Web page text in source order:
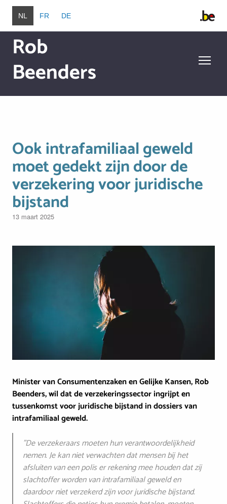
Overslaan en naar de inhoud gaan
NL FR DE
Rob
Beenders
Ook intrafamiliaal geweld
moet gedekt zijn door de
verzekering voor juridische
bijstand
13 maart 2025
Minister van Consumentenzaken en Gelijke Kansen, Rob
Beenders, wil dat de verzekeringssector ingrijpt en
tussenkomst voor juridische bijstand in dossiers van
intrafamiliaal geweld.
"De verzekeraars moeten hun verantwoordelijkheid
nemen. Je kan niet verwachten dat mensen bij het
afsluiten van een polis er rekening mee houden dat zij
slachtoffer worden van intrafamiliaal geweld en
daardoor niet verzekerd zijn voor juridische bijstand.